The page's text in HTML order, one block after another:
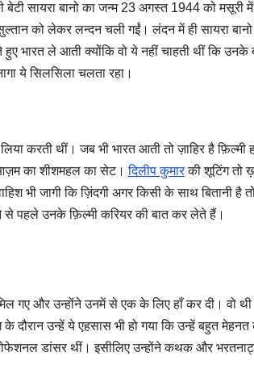
बेटी सायरा बानो का जन्म 23 अगस्त 1944 को मसूरी
को लेकर लन्दन चली गईं। लंदन में ही सायरा
हुए भारत ले आती क्योंकि वो ये नहीं चाहती थीं कि उनके
ये सिलसिला चलता रहा।
करती थीं। जब भी भारत आती तो ज़ाहिर है फ़िल्मी
आज़म का शीशमहल का सेट।दिलीप कुमारकी शूटिंग तो
भी जागी कि ज़िंदगी अगर किसी के साथ बितानी है
से पहले उनके फ़िल्मी करियर की बात कर लेते हैं।
गए और उन्होंने उनमें से एक के लिए हाँ कर दी। वो थी
दौरान उन्हें ये एहसास भी हो गया कि उन्हें बहुत मेहनत
डांसर थीं। इसीलिए उन्होंने कथक और